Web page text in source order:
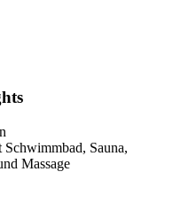
Sauna,
Massage